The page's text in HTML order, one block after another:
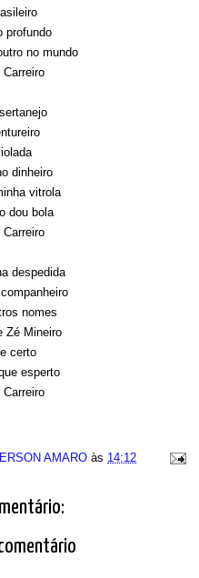
profundo
no mundo
dinheiro
vitrola
dou bola
despedida
companheiro
nomes
Zé Mineiro
certo
esperto
AMARO às 14:12